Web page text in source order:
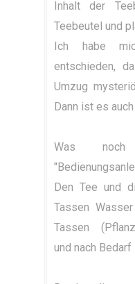
Inhalt der
Teebeutel und
Ich habe
entschieden,
Umzug
Dann ist es
Was
Den Tee und
Tassen
Tassen
und nach Bedarf